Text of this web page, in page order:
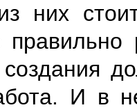
них
создания
И в